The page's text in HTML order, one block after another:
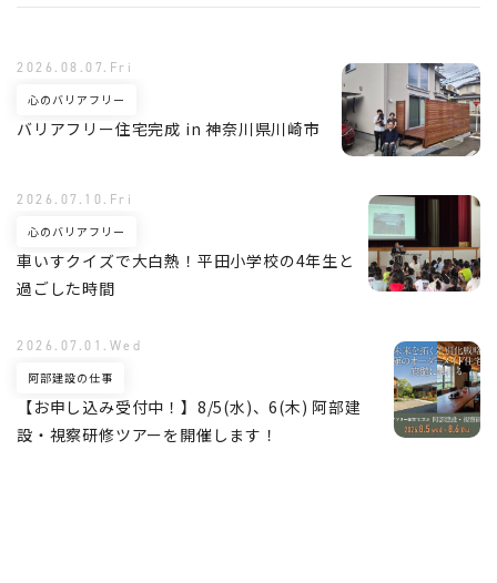
バリアフリー住宅完成 in 神奈川県川崎市
心のバリアフリー
2026.08.07.Fri
車いすクイズで大白熱！平田小学校の4年生と
過ごした時間
心のバリアフリー
2026.07.10.Fri
【お申し込み受付中！】8/5(水)、6(木) 阿部建
設・視察研修ツアーを開催します！
阿部建設の仕事
2026.07.01.Wed